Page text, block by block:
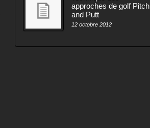
approches de golf Pitch
and Putt
12 octobre 2012